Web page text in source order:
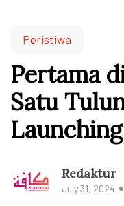
Peristiwa
Pertama
Satu
Redaktur
July 31, 2024